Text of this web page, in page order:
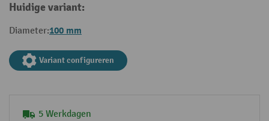
Huidige variant:
Diameter:100 mm
Variant configureren
5 Werkdagen